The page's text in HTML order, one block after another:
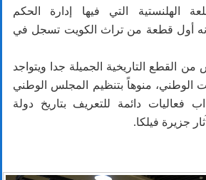
الهلنستية التي فيها إدارة الحكم
أول قطعة من تراث الكويت تسجل في
القطع التاريخية الجميلة جدا ويتواجد
الوطني، منوهاً بتنظيم المجلس الوطني
فعاليات دائمة للتعريف بتاريخ دولة
جزيرة فيلكا.